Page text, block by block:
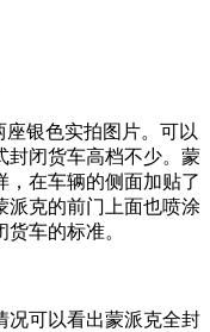
银色实拍图片。可以
封闭货车高档不少。蒙
，在车辆的侧面加贴了
派克的前门上面也喷涂
车的标准。
况可以看出蒙派克全封